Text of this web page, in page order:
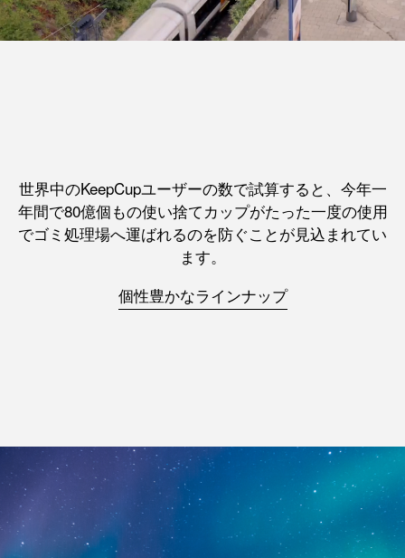
世界中のKeepCupユーザーの数で試算すると、今年一
年間で80億個もの使い捨てカップがたった一度の使用
でゴミ処理場へ運ばれるのを防ぐことが見込まれてい
ます。
個性豊かなラインナップ